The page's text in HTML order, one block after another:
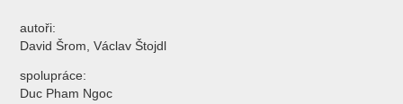
autoři:
David Šrom, Václav Štojdl
spolupráce:
Duc Pham Ngoc